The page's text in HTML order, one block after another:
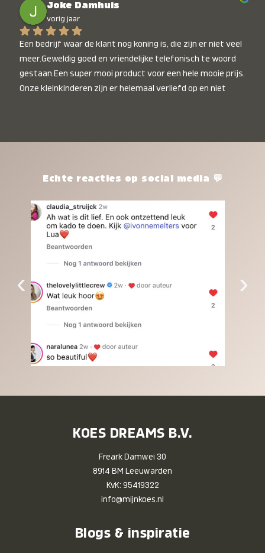
Joke Damhuis
vorig jaar
Een bedrijf waar de klant nog koning is, die zijn er niet veel
meer.Geweldig goed en vriendelijke telefonisch te woord
gestaan.Een super mooi product voor een hele mooie prijs.
Onze kleinkinderen zijn er helemaal verliefd op en niet
het waard.Echte reacties op social media 💬
‹ ›
KOES DREAMS B.V.
Freark Damwei 30
8914 BM Leeuwarden
KvK: 95419322
info@mijnkoes.nl
Blogs & inspiratie